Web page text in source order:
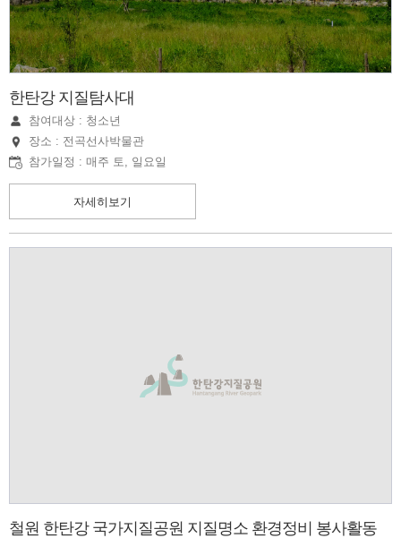
한탄강 지질탐사대
참여대상 : 청소년
장소 : 전곡선사박물관
참가일정 : 매주 토, 일요일
자세히보기
철원 한탄강 국가지질공원 지질명소 환경정비 봉사활동